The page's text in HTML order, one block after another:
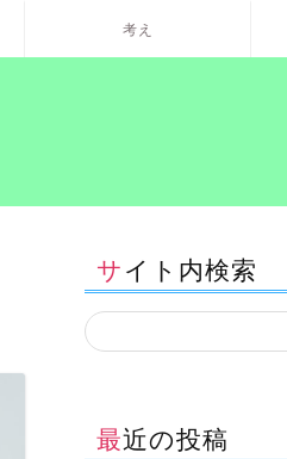
考え
サイト内検索
最近の投稿